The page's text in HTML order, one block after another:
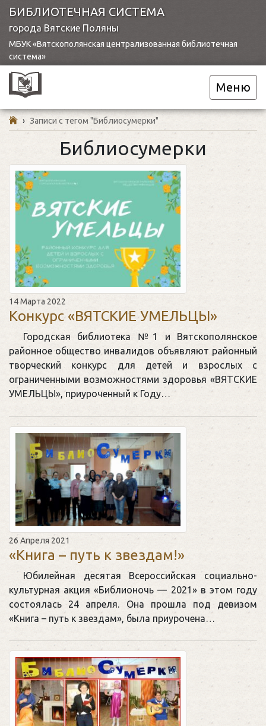
БИБЛИОТЕЧНАЯ СИСТЕМА
города Вятские Поляны
МБУК «Вятскополянская централизованная библиотечная
система»
Меню
› Записи с тегом "Библиосумерки"
Библиосумерки
14 Марта 2022
Конкурс «ВЯТСКИЕ УМЕЛЬЦЫ»
Городская библиотека №1 и Вятскополянское
районное общество инвалидов объявляют районный
творческий конкурс для детей и взрослых с
ограниченными возможностями здоровья «ВЯТСКИЕ
УМЕЛЬЦЫ», приуроченный к Году…
26 Апреля 2021
«Книга – путь к звездам!»
Юбилейная десятая Всероссийская социально-
культурная акция «Библионочь — 2021» в этом году
состоялась 24 апреля. Она прошла под девизом
«Книга – путь к звездам», была приурочена…